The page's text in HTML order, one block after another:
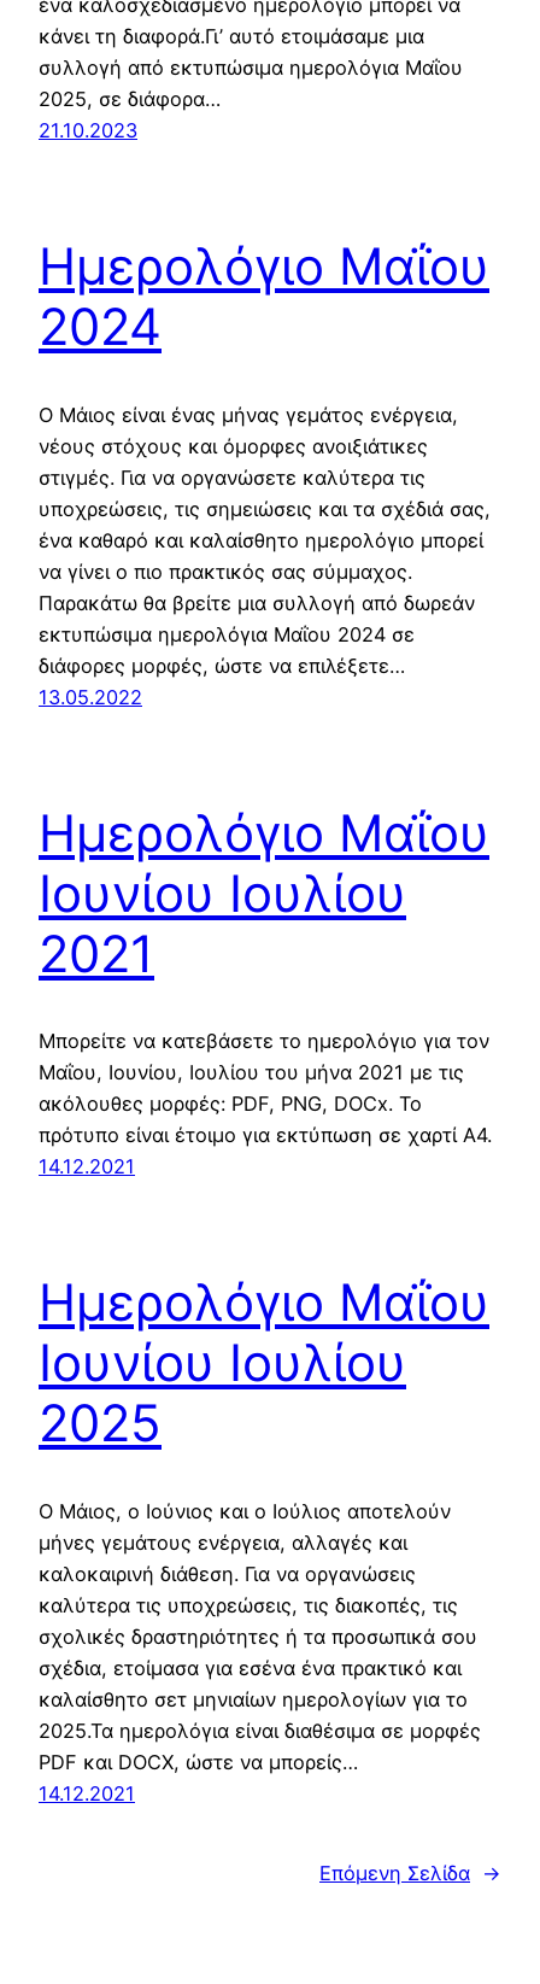
ένα καλοσχεδιασμένο ημερολόγιο μπορεί να
κάνει τη διαφορά.Γι’ αυτό ετοιμάσαμε μια
συλλογή από εκτυπώσιμα ημερολόγια Μαΐου
2025, σε διάφορα…
21.10.2023
Ημερολόγιο Μαΐου
2024
Ο Μάιος είναι ένας μήνας γεμάτος ενέργεια,
νέους στόχους και όμορφες ανοιξιάτικες
στιγμές. Για να οργανώσετε καλύτερα τις
υποχρεώσεις, τις σημειώσεις και τα σχέδιά σας,
ένα καθαρό και καλαίσθητο ημερολόγιο μπορεί
να γίνει ο πιο πρακτικός σας σύμμαχος.
Παρακάτω θα βρείτε μια συλλογή από δωρεάν
εκτυπώσιμα ημερολόγια Μαΐου 2024 σε
διάφορες μορφές, ώστε να επιλέξετε…
13.05.2022
Ημερολόγιο Μαΐου
Ιουνίου Ιουλίου
2021
Μπορείτε να κατεβάσετε το ημερολόγιο για τον
Μαΐου, Ιουνίου, Ιουλίου του μήνα 2021 με τις
ακόλουθες μορφές: PDF, PNG, DOCx. Το
πρότυπο είναι έτοιμο για εκτύπωση σε χαρτί Α4.
14.12.2021
Ημερολόγιο Μαΐου
Ιουνίου Ιουλίου
2025
Ο Μάιος, ο Ιούνιος και ο Ιούλιος αποτελούν
μήνες γεμάτους ενέργεια, αλλαγές και
καλοκαιρινή διάθεση. Για να οργανώσεις
καλύτερα τις υποχρεώσεις, τις διακοπές, τις
σχολικές δραστηριότητες ή τα προσωπικά σου
σχέδια, ετοίμασα για εσένα ένα πρακτικό και
καλαίσθητο σετ μηνιαίων ημερολογίων για το
2025.Τα ημερολόγια είναι διαθέσιμα σε μορφές
PDF και DOCX, ώστε να μπορείς…
14.12.2021
Επόμενη Σελίδα →